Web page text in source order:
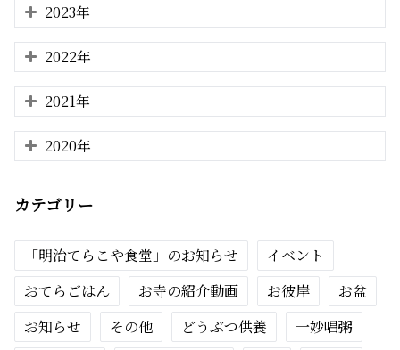
2023年
2022年
2021年
2020年
カテゴリー
「明治てらこや食堂」のお知らせ
イベント
おてらごはん
お寺の紹介動画 お彼岸
お盆
お知らせ
その他 どうぶつ供養
一妙唱粥